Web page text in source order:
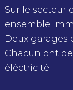
Sur le secteur
ensemble
Deux garages
Chacun ont
éléctricité.